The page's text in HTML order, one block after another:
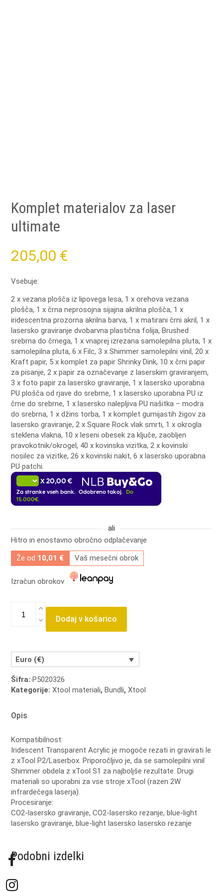
Komplet materialov za laser
ultimate
205,00 €
Vsebuje:
2 x vezana plošča iz lipovega lesa, 1 x orehova vezana
plošča, 1 x črna neprosojna sijajna akrilna plošča, 1 x
iridescentna prozorna akrilna barva, 1 x matirani črni akril, 1 x
lasersko graviranje dvobarvna plastična folija, Brushed
srebrna do črnega, 1 x vnaprej izrezana samolepilna pluta, 1 x
samolepilna pluta, 6 x Filc, 3 x Shimmer samolepilni vinil, 20 x
Kraft papir, 5 x komplet za papir Shrinky Dink, 10 x črni papir
za pisanje, 2 x papir za označevanje z laserskim graviranjem,
3 x foto papir za lasersko graviranje, 1 x lasersko uporabna
PU plošča od rjave do srebrne, 1 x lasersko uporabna PU iz
črne do srebrne, 1 x lasersko nalepljiva PU našitka – modra
do srebrna, 1 x džins torba, 1 x komplet gumijastih žigov za
lasersko graviranje, 2 x Square Rock vlak smrti, 1 x okrogla
steklena vlakna, 10 x leseni obesek za ključe, zaobljen
pravokotnik/okrogel, 40 x kovinska vizitka, 2 x kovinski
nosilec za vizitke, 26 x kovinski nakit, 6 x lasersko uporabna
PU patchi.
X 20,00 €
Za stranke vseh bank. Odobreno takoj.
Do
15.000€.
ali
Hitro in enostavno obročno odplačevanje
Že od 10,01 € Vaš mesečni obrok
Izračun obrokov
materialov
količina
Dodaj v košarico
Euro (€)
Šifra:P5020326
Kategorije:Xtool materiali,Bundli,Xtool
Opis
Kompatibilnost:
Iridescent Transparent Acrylic je mogoče rezati in gravirati le
z xTool P2/Laserbox. Priporočljivo je, da se samolepilni vinil
Shimmer obdela z xTool S1 za najboljše rezultate. Drugi
materiali so uporabni za vse stroje xTool (razen 2W
infrardečega laserja).
Procesiranje:
CO2-lasersko graviranje, CO2-lasersko rezanje, blue-light
lasersko graviranje, blue-light lasersko lasersko rezanje
Podobni izdelki